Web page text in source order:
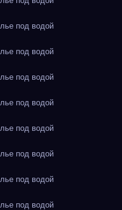
под водой
под водой
под водой
под водой
под водой
под водой
под водой
под водой